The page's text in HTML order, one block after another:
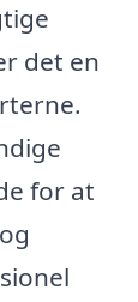
det en
for at